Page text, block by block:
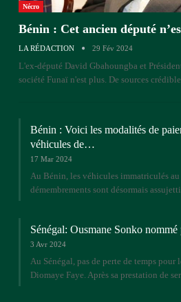
Nécro
Bénin : Cet ancien député
LA RÉDACTION 29 Fév 2024
L'ex-député David Gbahoungba et
société Funaï n'est plus. De sources
Bénin : Voici les modalités de
véhicules de…
17 Mar 2024
Au Bénin, les véhicules immatriculés
démembrements sont désormais
Sénégal: Ousmane Sonko
3 Avr 2024
Au Sénégal, pas de perte de temps
Diomaye Faye. Après sa prestation de